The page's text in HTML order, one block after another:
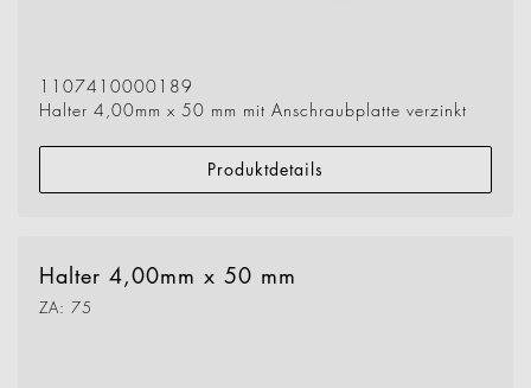
1107410000189
Halter 4,00mm x 50 mm mit Anschraubplatte verzinkt
Produktdetails
Halter 4,00mm x 50 mm
ZA: 75